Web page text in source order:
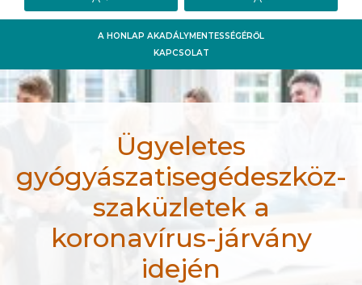
A HONLAP AKADÁLYMENTESSÉGÉRŐL
KAPCSOLAT
Ügyeletes
gyógyászatisegédeszköz-
szaküzletek a
koronavírus-járvány
idején